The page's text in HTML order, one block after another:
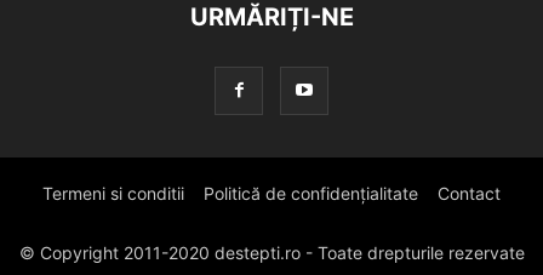
URMĂRIȚI-NE
Termeni si conditii Politică de confidențialitate Contact
© Copyright 2011-2020 destepti.ro - Toate drepturile rezervate